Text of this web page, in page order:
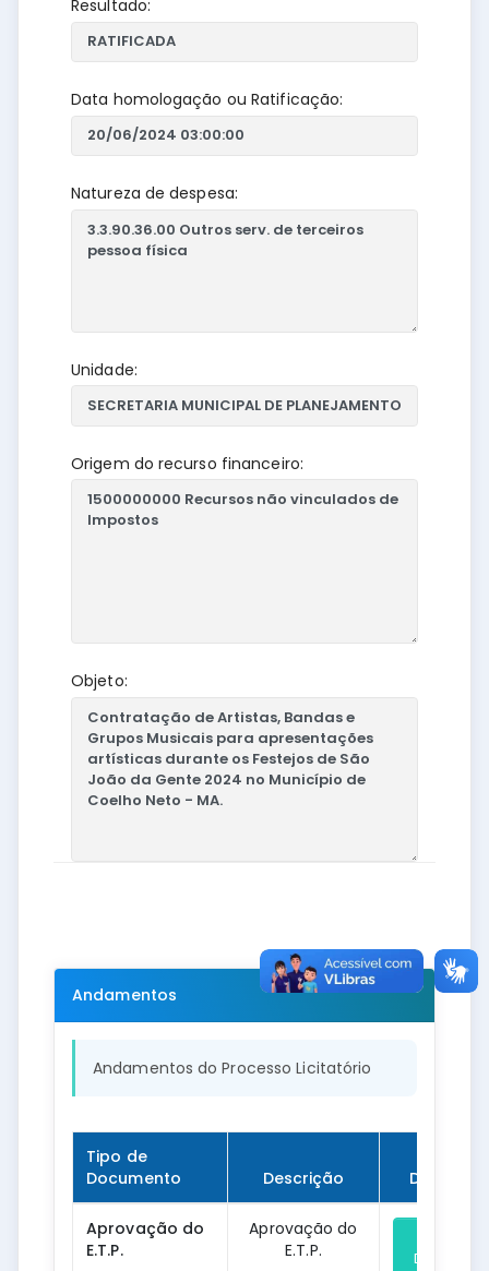
Resultado:
Data homologação ou Ratificação:
Natureza de despesa:
Unidade:
Origem do recurso financeiro:
Objeto:
Andamentos
Andamentos do Processo Licitatório
Tipo de
Documento
Descrição
Aprovação do
E.T.P.
Aprovação do
E.T.P.
Download